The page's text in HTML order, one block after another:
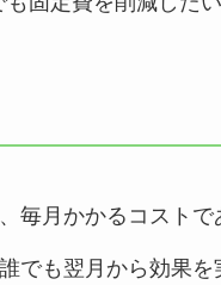
毎月かかるコストで
でも翌月から効果を